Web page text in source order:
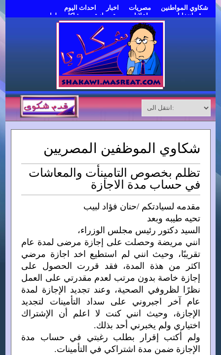
شكاوي المواطنين مصريات اخبار
احداث اليوم
موقع انتخابات مصر
اعلانات مبوبة مجانية
مشاكل وحلول
شكاوي الموظفين المصريين
تظلم بخصوص التامينأت والمعاشات
في حساب مدة الاجازة
مقدمه لسيادتكم /حنان فؤاد لبيب
تحيه طيبه وبعد
السيد دكتور رئيس مجلس الوزراء،
انني مريضة وحصلت على إجازة مرضى لمدة عام
تقريبًا، وحيث انني لم استطيع اخد اجازة مرضي
اكثر من هذة المدة، فقد قررت الحصول على
إجازة خاصة بدون مرتب لعدم مقدرتي على العمل
نظرًا لظروفي الصحية، وعند تجديد الإجازة لمدة
عام آخر اجبروني على سداد التأمينات لتجديد
الإجازة، وحيث انني كنت لا اعلم أن الإشتراك
اختياري ولم يخبرني أحد بذلك.
ولم أكتب إقرار بطلب رغبتي في حساب مدة
الإجازة ضمن مدة اشتراكي في التأمينات.